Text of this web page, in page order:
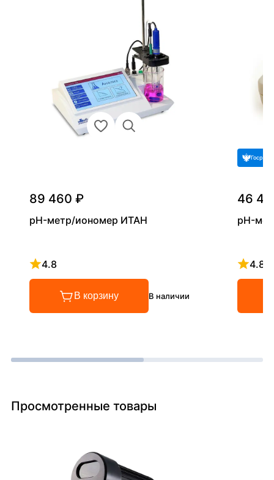
89 460 ₽
pH-метр/иономер ИТАН
4.8
Рейтинг 4.8 из 5
В корзину В наличии
46
pH-
4.8
Просмотренные товары